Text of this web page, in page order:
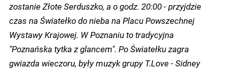
zostanie Złote Serduszko, a o godz. 20:00 - przyjdzie
czas na Światełko do nieba na Placu Powszechnej
Wystawy Krajowej. W Poznaniu to tradycyjna
"Poznańska tytka z glancem". Po Światełku zagra
gwiazda wieczoru, były muzyk grupy T.Love - Sidney